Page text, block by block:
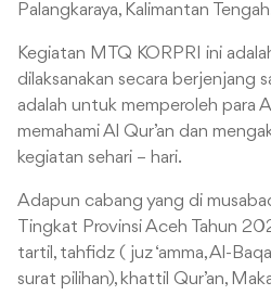
Palangkaraya, Kalimantan
Kegiatan MTQ KORPRI ini
dilaksanakan secara berjenjang
adalah untuk memperoleh para
memahami Al Qur’an dan
kegiatan sehari – hari.
Adapun cabang yang di
Tingkat Provinsi Aceh Tahun
tartil, tahfidz ( juz ‘amma, Al-
surat pilihan), khattil Qur’an,